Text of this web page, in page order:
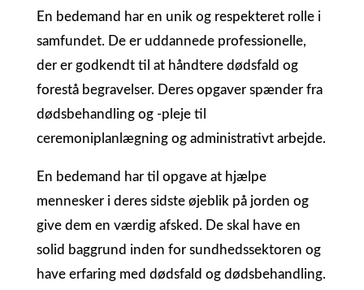
En bedemand har en unik og respekteret rolle i
samfundet. De er uddannede professionelle,
der er godkendt til at håndtere dødsfald og
forestå begravelser. Deres opgaver spænder fra
dødsbehandling og -pleje til
ceremoniplanlægning og administrativt arbejde.
En bedemand har til opgave at hjælpe
mennesker i deres sidste øjeblik på jorden og
give dem en værdig afsked. De skal have en
solid baggrund inden for sundhedssektoren og
have erfaring med dødsfald og dødsbehandling.